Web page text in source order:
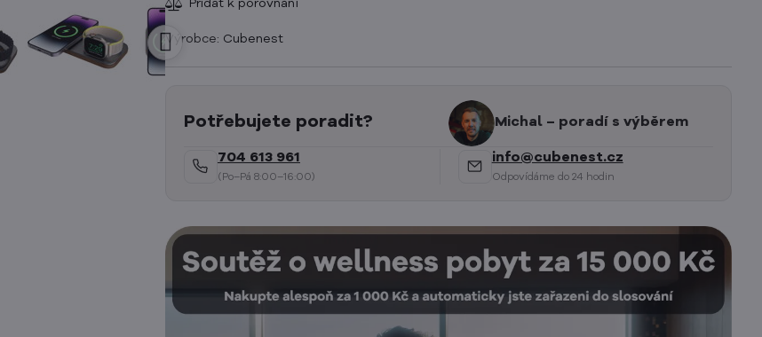
Výrobce: Cubenest
Potřebujete poradit? Michal – poradí s výběrem
704 613 961
(Po–Pá 8:00–16:00)
info@cubenest.cz
Odpovídáme do 24 hodin